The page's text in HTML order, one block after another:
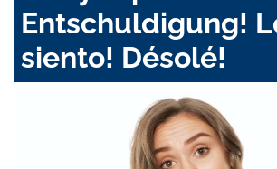
Entschuldigung!
siento! Désolé!